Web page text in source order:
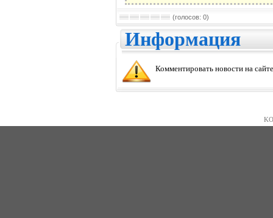
(голосов: 0)
Информация
Комментировать новости на